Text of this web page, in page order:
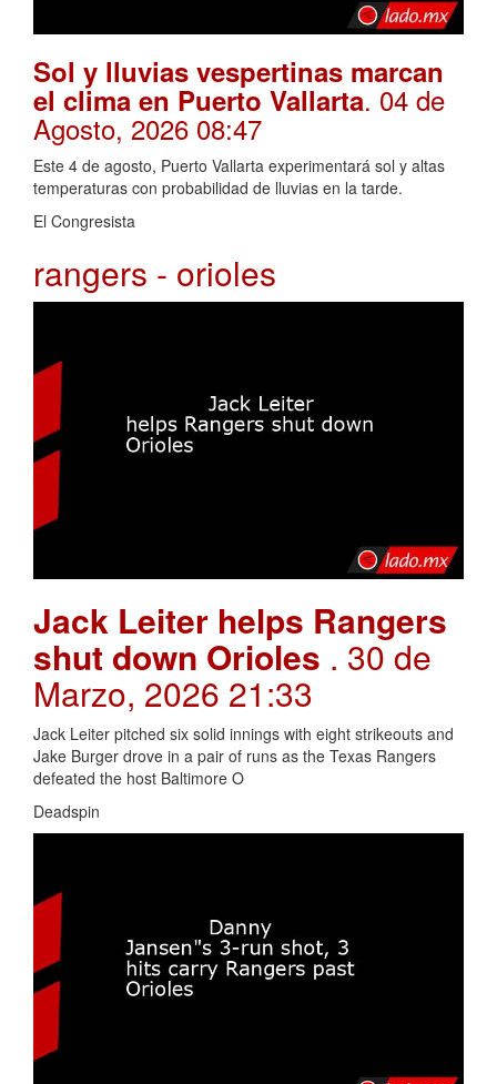
Sol y lluvias vespertinas marcan
el clima en Puerto Vallarta. 04 de
Agosto, 2026 08:47
Este 4 de agosto, Puerto Vallarta experimentará sol y altas
temperaturas con probabilidad de lluvias en la tarde.
El Congresista
rangers - orioles
Jack Leiter helps Rangers
shut down Orioles . 30 de
Marzo, 2026 21:33
Jack Leiter pitched six solid innings with eight strikeouts and
Jake Burger drove in a pair of runs as the Texas Rangers
defeated the host Baltimore O
Deadspin